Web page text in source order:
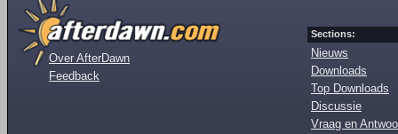
Over AfterDawn
Feedback
Sections:
Nieuws
Downloads
Top Downloads
Discussie
Vraag en